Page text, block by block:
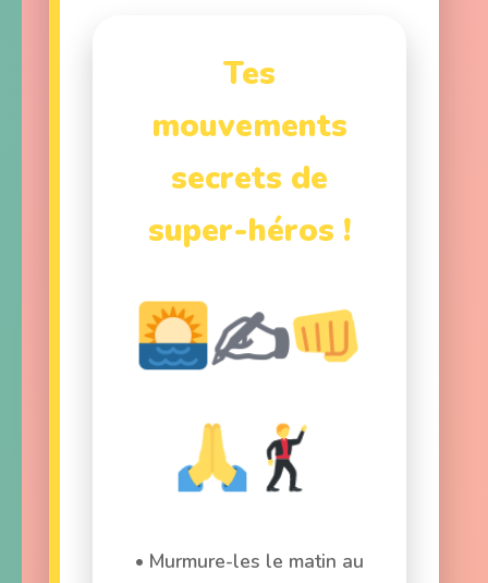
Tes
mouvements
secrets de
super-héros !
✍️
• Murmure-les le matin au